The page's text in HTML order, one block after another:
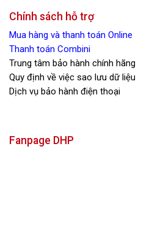
Chính sách hỗ trợ
Mua hàng và thanh toán Online
Thanh toán Combini
Trung tâm bảo hành chính hãng
Quy định về việc sao lưu dữ liệu
Dịch vụ bảo hành điện thoại
Fanpage DHP